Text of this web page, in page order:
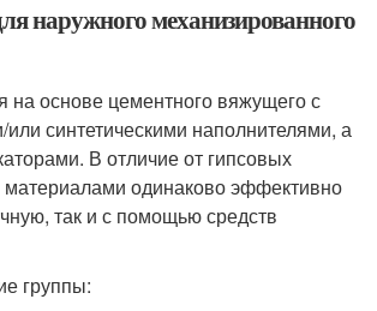
наружного механизированного
на основе цементного вяжущего с
синтетическими наполнителями, а
В отличие от гипсовых
материалами одинаково эффективно
так и с помощью средств
группы: